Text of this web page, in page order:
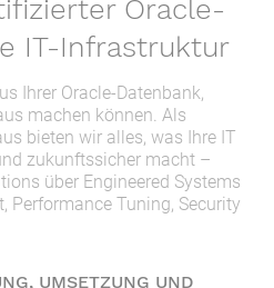
Oracle-
IT-Infrastruktur
Ihrer Oracle-Datenbank,
machen können. Als
bieten wir alles, was Ihre IT
zukunftssicher macht –
über Engineered Systems
Performance Tuning, Security
UMSETZUNG UND